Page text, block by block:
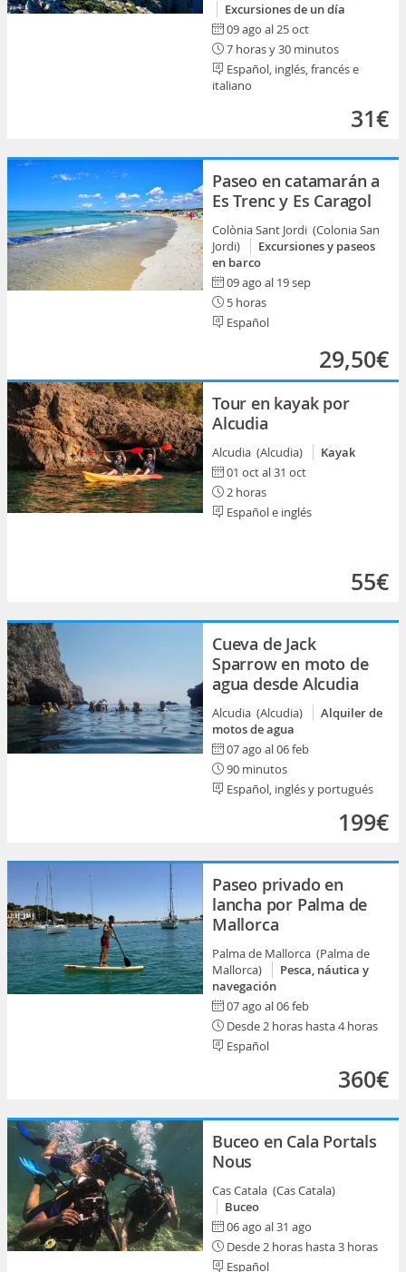
Excursiones de un día
09 ago al 25 oct
7 horas y 30 minutos
Español, inglés, francés e
italiano
31€
Paseo en catamarán a
Es Trenc y Es Caragol
Colònia Sant Jordi (Colonia San
Jordi)
Excursiones y paseos
en barco
09 ago al 19 sep
5 horas
Español
29,50€
Tour en kayak por
Alcudia
Alcudia (Alcudia)
Kayak
01 oct al 31 oct
2 horas
Español e inglés
55€
Cueva de Jack
Sparrow en moto de
agua desde Alcudia
Alcudia (Alcudia)
Alquiler de
motos de agua
07 ago al 06 feb
90 minutos
Español, inglés y portugués
199€
Paseo privado en
lancha por Palma de
Mallorca
Palma de Mallorca (Palma de
Mallorca)
Pesca, náutica y
navegación
07 ago al 06 feb
Desde 2 horas hasta 4 horas
Español
360€
Buceo en Cala Portals
Nous
Cas Catala (Cas Catala)
Buceo
06 ago al 31 ago
Desde 2 horas hasta 3 horas
Español